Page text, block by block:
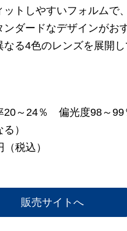
ットしやすいフォルムで
ンダードなデザインがお
なる4色のレンズを展開し
20～24％ 偏光度98～99
）
税込）
販売サイトへ